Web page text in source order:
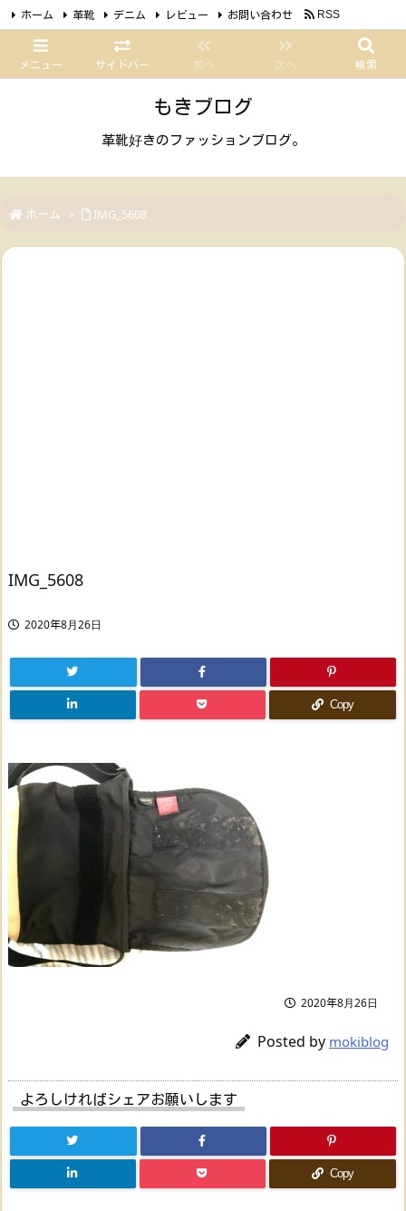
メニュー サイドバー 前へ 次へ 検索
ホーム 革靴 デニム レビュー お問い合わせ RSS
Feedly
もきブログ
革靴好きのファッションブログ。
ホーム > IMG_5608
IMG_5608
2020年8月26日
Copy
2020年8月26日
Posted by mokiblog
よろしければシェアお願いします
Copy